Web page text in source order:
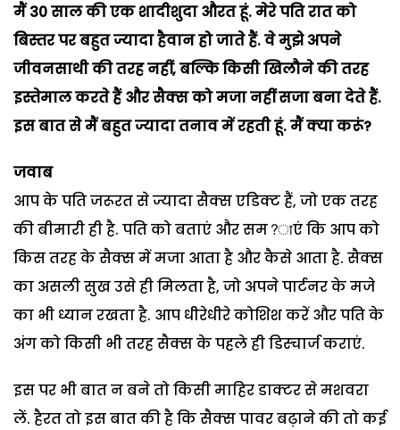
मैं 30 साल की एक शादीशुदा औरत हूं. मेरे पति रात को
बिस्तर पर बहुत ज्यादा हैवान हो जाते हैं. वे मुझे अपने
जीवनसाथी की तरह नहीं, बल्कि किसी खिलौने की तरह
इस्तेमाल करते हैं और सैक्स को मजा नहीं सजा बना देते हैं.
इस बात से मैं बहुत ज्यादा तनाव में रहती हूं. मैं क्या करूं?
जवाब
आप के पति जरूरत से ज्यादा सैक्स एडिक्ट हैं, जो एक तरह
की बीमारी ही है. पति को बताएं और सम?ाएं कि आप को
किस तरह के सैक्स में मजा आता है और कैसे आता है. सैक्स
का असली सुख उसे ही मिलता है, जो अपने पार्टनर के मजे
का भी ध्यान रखता है. आप धीरेधीरे कोशिश करें और पति के
अंग को किसी भी तरह सैक्स के पहले ही डिस्चार्ज कराएं.
इस पर भी बात न बने तो किसी माहिर डाक्टर से मशवरा
लें. हैरत तो इस बात की है कि सैक्स पावर बढ़ाने की तो कई